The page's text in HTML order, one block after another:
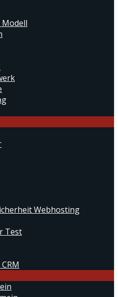
Modell
Webhosting
Test